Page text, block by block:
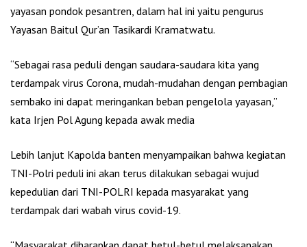
yayasan pondok pesantren, dalam hal ini yaitu pengurus
Yayasan Baitul Qur’an Tasikardi Kramatwatu.
“Sebagai rasa peduli dengan saudara-saudara kita yang
terdampak virus Corona, mudah-mudahan dengan pembagian
sembako ini dapat meringankan beban pengelola yayasan,”
kata Irjen Pol Agung kepada awak media
Lebih lanjut Kapolda banten menyampaikan bahwa kegiatan
TNI-Polri peduli ini akan terus dilakukan sebagai wujud
kepedulian dari TNI-POLRI kepada masyarakat yang
terdampak dari wabah virus covid-19.